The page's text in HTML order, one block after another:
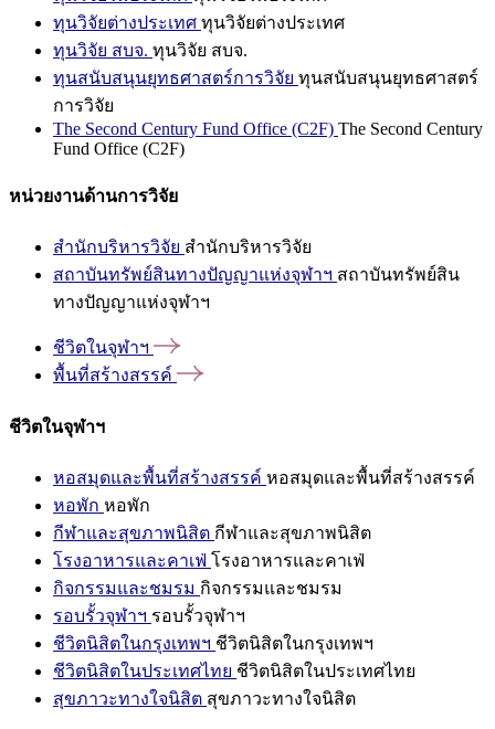
ทุนวิจัยต่างประเทศ ทุนวิจัยต่างประเทศ
ทุนวิจัย สบจ. ทุนวิจัย สบจ.
ทุนสนับสนุนยุทธศาสตร์การวิจัย ทุนสนับสนุนยุทธศาสตร์
การวิจัย
The Second Century Fund Office (C2F) The Second Century
Fund Office (C2F)
หน่วยงานด้านการวิจัย
สำนักบริหารวิจัย สำนักบริหารวิจัย
สถาบันทรัพย์สินทางปัญญาแห่งจุฬาฯ สถาบันทรัพย์สิน
ทางปัญญาแห่งจุฬาฯ
ชีวิตในจุฬาฯ
พื้นที่สร้างสรรค์
ชีวิตในจุฬาฯ
หอสมุดและพื้นที่สร้างสรรค์ หอสมุดและพื้นที่สร้างสรรค์
หอพัก หอพัก
กีฬาและสุขภาพนิสิต กีฬาและสุขภาพนิสิต
โรงอาหารและคาเฟ่ โรงอาหารและคาเฟ่
กิจกรรมและชมรม กิจกรรมและชมรม
รอบรั้วจุฬาฯ รอบรั้วจุฬาฯ
ชีวิตนิสิตในกรุงเทพฯ ชีวิตนิสิตในกรุงเทพฯ
ชีวิตนิสิตในประเทศไทย ชีวิตนิสิตในประเทศไทย
สุขภาวะทางใจนิสิต สุขภาวะทางใจนิสิต